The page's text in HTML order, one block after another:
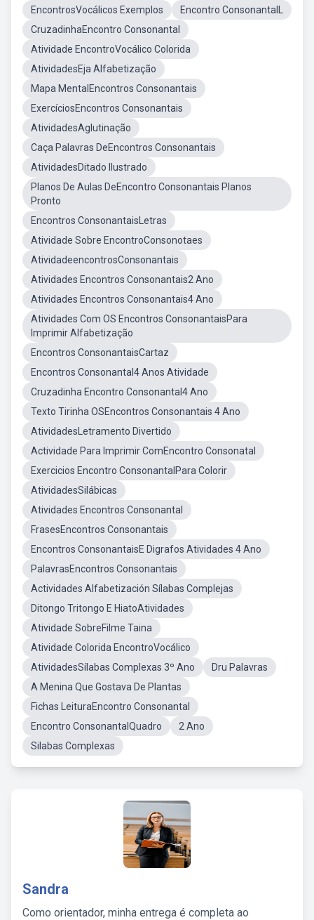
EncontrosVocálicos Exemplos
Encontro ConsonantalL
CruzadinhaEncontro Consonantal
Atividade EncontroVocálico Colorida
AtividadesEja Alfabetização
Mapa MentalEncontros Consonantais
ExercíciosEncontros Consonantais
AtividadesAglutinação
Caça Palavras DeEncontros Consonantais
AtividadesDitado Ilustrado
Planos De Aulas DeEncontro Consonantais Planos
Pronto
Encontros ConsonantaisLetras
Atividade Sobre EncontroConsonotaes
AtividadeencontrosConsonantais
Atividades Encontros Consonantais2 Ano
Atividades Encontros Consonantais4 Ano
Atividades Com OS Encontros ConsonantaisPara
Imprimir Alfabetização
Encontros ConsonantaisCartaz
Encontros Consonantal4 Anos Atividade
Cruzadinha Encontro Consonantal4 Ano
Texto Tirinha OSEncontros Consonantais 4 Ano
AtividadesLetramento Divertido
Actividade Para Imprimir ComEncontro Consonatal
Exercicios Encontro ConsonantalPara Colorir
AtividadesSilábicas
Atividades Encontros Consonantal
FrasesEncontros Consonantais
Encontros ConsonantaisE Digrafos Atividades 4 Ano
PalavrasEncontros Consonantais
Actividades Alfabetización Sílabas Complejas
Ditongo Tritongo E HiatoAtividades
Atividade SobreFilme Taina
Atividade Colorida EncontroVocálico
AtividadesSílabas Complexas 3º Ano
Dru Palavras
A Menina Que Gostava De Plantas
Fichas LeituraEncontro Consonantal
Encontro ConsonantalQuadro
2 Ano
Silabas Complexas
Sandra
Como orientador, minha entrega é completa ao